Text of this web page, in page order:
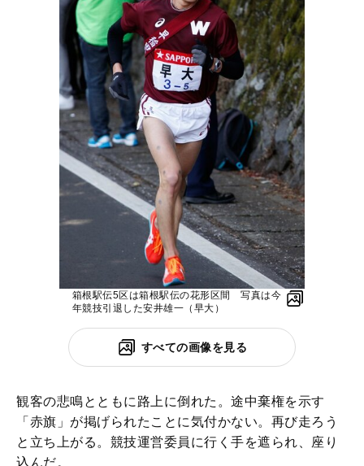
箱根駅伝5区は箱根駅伝の花形区間 写真は今
年競技引退した安井雄一（早大）
すべての画像を見る
観客の悲鳴とともに路上に倒れた。途中棄権を示す
「赤旗」が掲げられたことに気付かない。再び走ろう
と立ち上がる。競技運営委員に行く手を遮られ、座り
込んだ。